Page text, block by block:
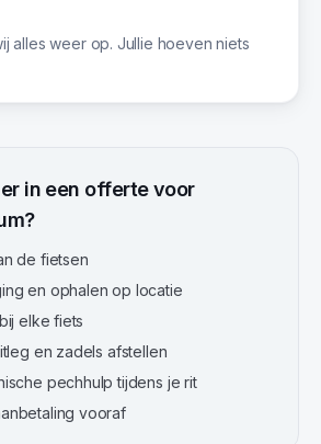
alles weer op. Jullie hoeven niets
in een offerte voor
?
de fietsen
en ophalen op locatie
elke fiets
en zadels afstellen
pechhulp tijdens je rit
vooraf